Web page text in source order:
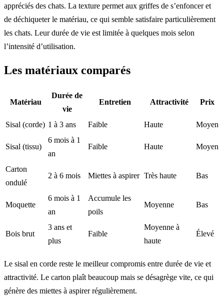
appréciés des chats. La texture permet aux griffes de s’enfoncer et
de déchiqueter le matériau, ce qui semble satisfaire particulièrement
les chats. Leur durée de vie est limitée à quelques mois selon
l’intensité d’utilisation.
Les matériaux comparés
Matériau
Durée de
vie
Entretien Attractivité Prix
Sisal (corde) 1 à 3 ans Faible Haute Moyen
Sisal (tissu)
6 mois à 1
an
Faible Haute Moyen
Carton
ondulé
2 à 6 mois Miettes à aspirer Très haute Bas
Moquette
6 mois à 1
an
Accumule les
poils
Moyenne Bas
Bois brut
3 ans et
plus
Faible
Moyenne à
haute
Élevé
Le sisal en corde reste le meilleur compromis entre durée de vie et
attractivité. Le carton plaît beaucoup mais se désagrège vite, ce qui
génère des miettes à aspirer régulièrement.